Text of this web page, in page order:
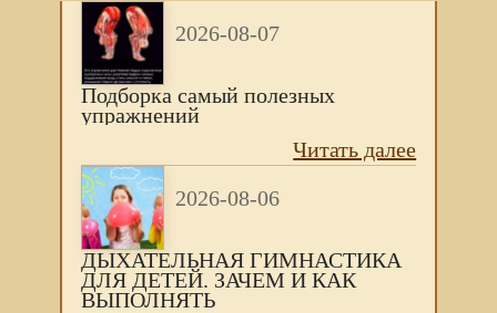
2026-08-07
Подборка самый полезных
упражнений
Читать далее
2026-08-06
ДЫХАТЕЛЬНАЯ ГИМНАСТИКА
ДЛЯ ДЕТЕЙ. ЗАЧЕМ И КАК
ВЫПОЛНЯТЬ